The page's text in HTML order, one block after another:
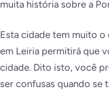
muita história sobre a
Esta cidade tem muito o
em Leiria permitirá que
cidade. Dito isto, você
ser confusas quando se